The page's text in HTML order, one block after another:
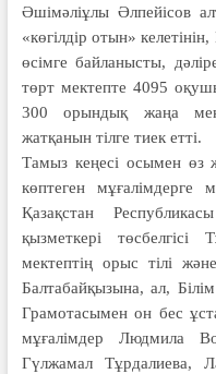
Әшімәліұлы Әлпейісов
«көгілдір отын»
өсімге байланысты,
төрт мектепте 4095
300 орындық жаңа
жатқанын тілге тиек етті.
Тамыз кеңесі осымен өз
көптеген мұғалімдерге
Қазақстан
қызметкері
мектептің орыс тілі
Балтабайқызына, ал,
Грамотасымен он бес
мұ­ғалімдер Людмила
Гүлжамал Тұрдалиева,